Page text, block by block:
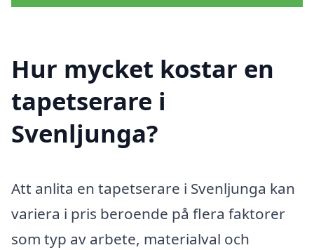
Hur mycket kostar en
tapetserare i
Svenljunga?
Att anlita en tapetserare i Svenljunga kan
variera i pris beroende på flera faktorer
som typ av arbete, materialval och